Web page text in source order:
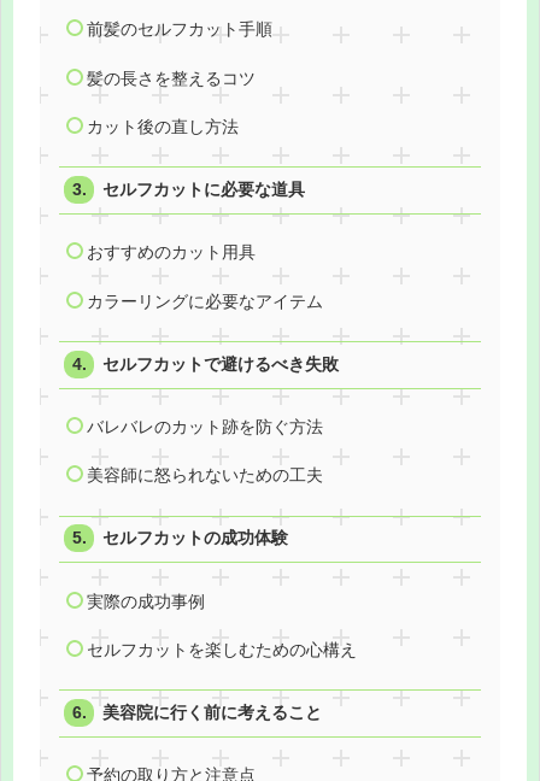
前髪のセルフカット手順
髪の長さを整えるコツ
カット後の直し方法
セルフカットに必要な道具
おすすめのカット用具
カラーリングに必要なアイテム
セルフカットで避けるべき失敗
バレバレのカット跡を防ぐ方法
美容師に怒られないための工夫
セルフカットの成功体験
実際の成功事例
セルフカットを楽しむための心構え
美容院に行く前に考えること
予約の取り方と注意点